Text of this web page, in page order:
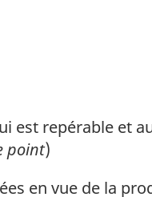
est repérable et
point)
en vue de la